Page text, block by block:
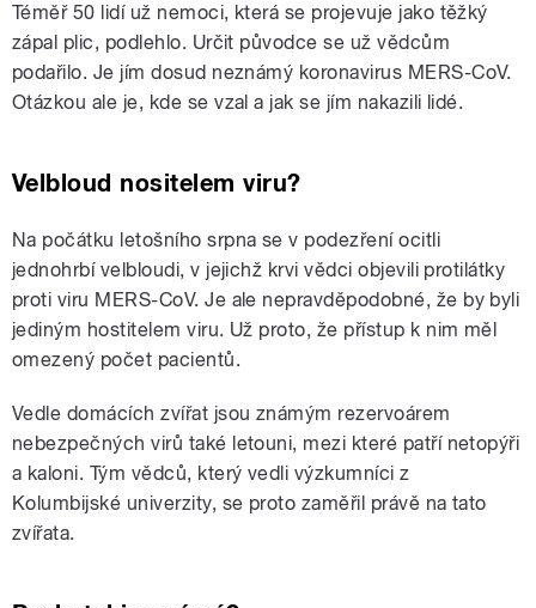
Téměř 50 lidí už nemoci, která se projevuje jako těžký
zápal plic, podlehlo. Určit původce se už vědcům
podařilo. Je jím dosud neznámý koronavirus MERS-CoV.
Otázkou ale je, kde se vzal a jak se jím nakazili lidé.
Velbloud nositelem viru?
Na počátku letošního srpna se v podezření ocitli
jednohrbí velbloudi, v jejichž krvi vědci objevili protilátky
proti viru MERS-CoV. Je ale nepravděpodobné, že by byli
jediným hostitelem viru. Už proto, že přístup k nim měl
omezený počet pacientů.
Vedle domácích zvířat jsou známým rezervoárem
nebezpečných virů také letouni, mezi které patří netopýři
a kaloni. Tým vědců, který vedli výzkumníci z
Kolumbijské univerzity, se proto zaměřil právě na tato
zvířata.